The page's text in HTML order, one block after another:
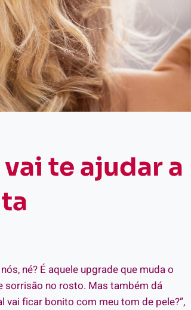
te ajudar a
né? É aquele upgrade que muda o
sorrisão no rosto. Mas também dá
vai ficar bonito com meu tom de pele?”,